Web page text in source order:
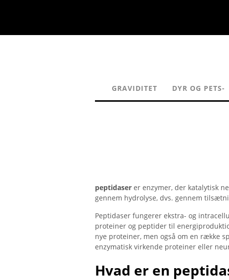
GRAVIDITET DYR OG PETS-
peptidaser er enzymer, der katalytisk
gennem hydrolyse, dvs. gennem
Peptidaser fungerer ekstra- og
proteiner og peptider til
nye proteiner, men også om en række
enzymatisk virkende proteiner eller
Hvad er en